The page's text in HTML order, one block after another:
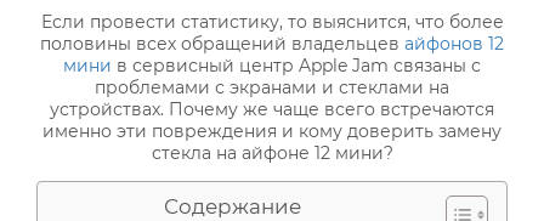
Если провести статистику, то выяснится, что более
половины всех обращений владельцев айфонов 12
мини в сервисный центр Apple Jam связаны с
проблемами с экранами и стеклами на
устройствах. Почему же чаще всего встречаются
именно эти повреждения и кому доверить замену
стекла на айфоне 12 мини?
Содержание